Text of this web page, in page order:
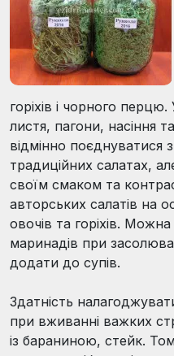
горіхів і чорного
листя, пагони, насіння
відмінно поєднуватися
традиційних салатах,
своїм смаком та
авторських салатів на
овочів та горіхів.
маринадів при
додати до супів.
Здатність
при вживанні важких
із бараниною, стейк.